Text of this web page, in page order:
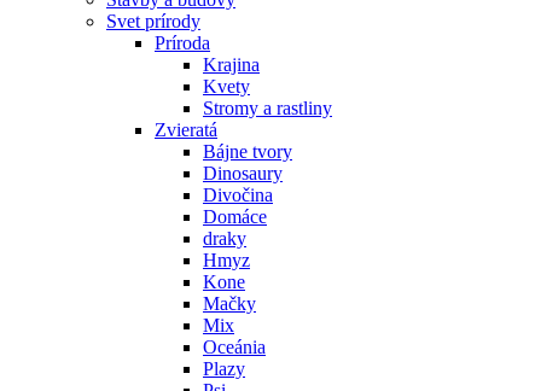
Svet prírody
Príroda
Krajina
Kvety
Stromy a rastliny
Zvieratá
Bájne tvory
Dinosaury
Divočina
Domáce
draky
Hmyz
Kone
Mačky
Mix
Oceánia
Plazy